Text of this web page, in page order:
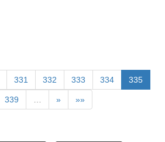
331 332 333 334 335
339 » »»